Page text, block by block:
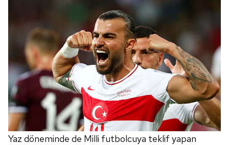
Yaz döneminde de Milli futbolcuya teklif yapan